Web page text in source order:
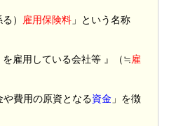
） 雇用保険料 」という名称
を雇用している会社等 』（≒雇
費用の原資となる資金 」を徴